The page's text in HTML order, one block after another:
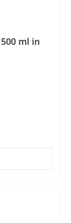
ml in